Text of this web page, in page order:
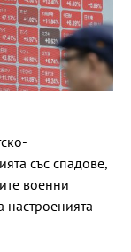
със спадове,
военни